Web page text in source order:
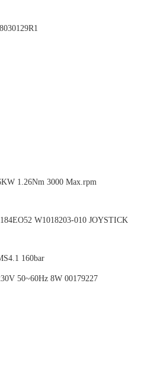
1.26Nm 3000 Max.rpm
W1018203-010 JOYSTICK
160bar
50~60Hz 8W 00179227